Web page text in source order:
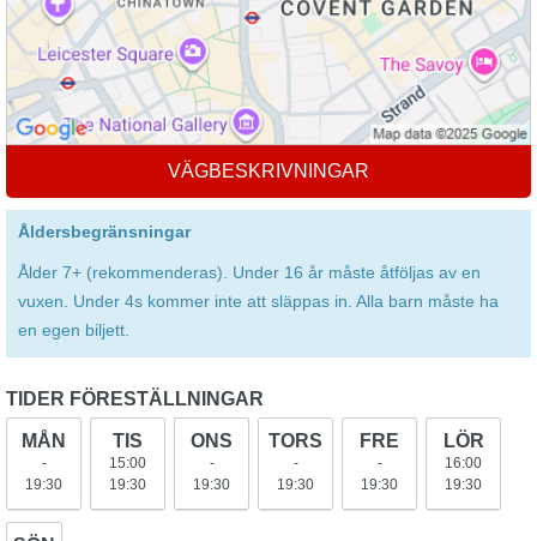
VÄGBESKRIVNINGAR
Åldersbegränsningar
Ålder 7+ (rekommenderas). Under 16 år måste åtföljas av en
vuxen. Under 4s kommer inte att släppas in. Alla barn måste ha
en egen biljett.
TIDER FÖRESTÄLLNINGAR
MÅN
-
19:30
TIS
15:00
19:30
ONS
-
19:30
TORS
-
19:30
FRE
-
19:30
LÖR
16:00
19:30